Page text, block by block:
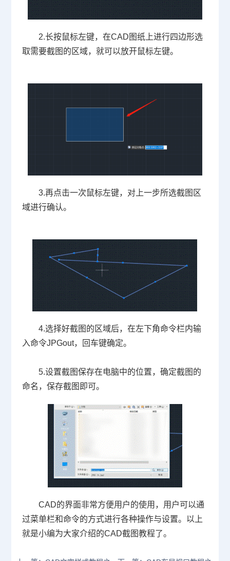
2.长按鼠标左键，在CAD 图纸上进行四边形选
取需要截图的区域，就可以放开鼠标左键。
3.再点击一次鼠标左键，对上一步所选截图区
域进行确认。
4.选择好截图的区域后，在左下角命令栏内输
入命令JPGout，回车键确定。
5.设置截图保存在电脑中的位置，确定截图的
命名，保存截图即可。
CAD的界面非常方便用户的使用，用户可以通
过菜单栏和命令的方式进行各种操作与设置。以上
就是小编为大家介绍的CAD截图教程了。